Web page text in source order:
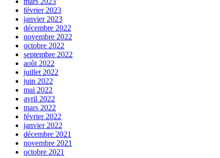
février 2023
janvier 2023
décembre 2022
novembre 2022
octobre 2022
septembre 2022
août 2022
juillet 2022
juin 2022
mai 2022
avril 2022
mars 2022
février 2022
janvier 2022
décembre 2021
novembre 2021
octobre 2021